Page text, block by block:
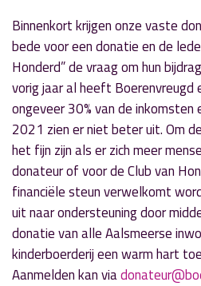
Binnenkort krijgen onze vaste
bede voor een donatie en de
Honderd” de vraag om hun
vorig jaar al heeft Boerenvreugd
ongeveer 30% van de
2021 zien er niet beter uit. Om
het fijn zijn als er zich meer
donateur of voor de Club van
financiële steun verwelkomt
uit naar ondersteuning door
donatie van alle Aalsmeerse
kinderboerderij een warm hart
Aanmelden kan via